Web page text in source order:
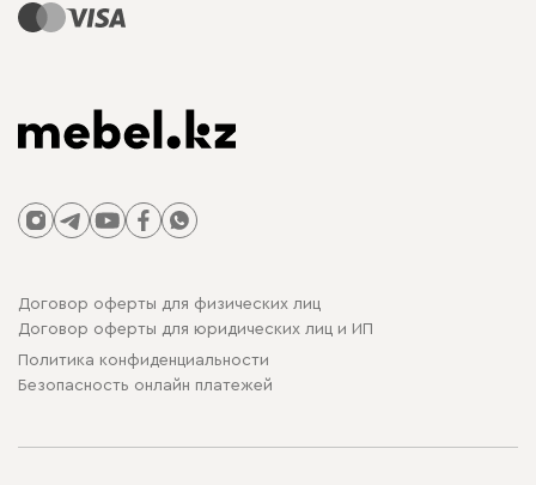
Договор оферты для физических лиц
Договор оферты для юридических лиц и ИП
Политика конфиденциальности
Безопасность онлайн платежей